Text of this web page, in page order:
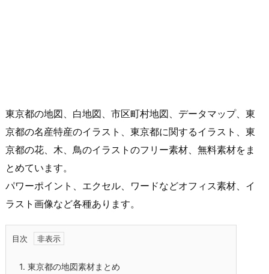
東京都の地図、白地図、市区町村地図、データマップ、東
京都の名産特産のイラスト、東京都に関するイラスト、東
京都の花、木、鳥のイラストのフリー素材、無料素材をま
とめています。
パワーポイント、エクセル、ワードなどオフィス素材、イ
ラスト画像など各種あります。
目次
1. 東京都の地図素材まとめ